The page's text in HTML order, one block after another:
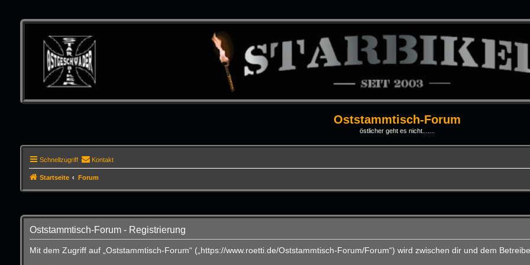
Oststammtisch-Forum
östlicher geht es nicht.......
Schnellzugriff Kontakt
Startseite Forum
Oststammtisch-Forum - Registrierung
Mit dem Zugriff auf „Oststammtisch-Forum“ („https://www.roetti.de/Oststammtisch-Forum/Forum“) wird zwischen dir und dem